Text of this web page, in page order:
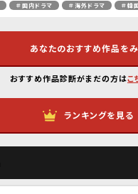
＃国内ドラマ ＃海外ドラマ ＃韓
あなたのおすすめ作品を
おすすめ作品診断がまだの方はこ
ランキングを見る